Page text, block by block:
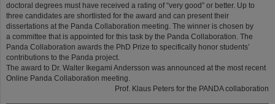
doctoral degrees must have received a rating of “very good” or better. Up to
three candidates are shortlisted for the award and can present their
dissertations at the Panda Collaboration meeting. The winner is chosen by
a committee that is appointed for this task by the Panda Collaboration. The
Panda Collaboration awards the PhD Prize to specifically honor students’
contributions to the Panda project.
The award to Dr. Walter Ikegami Andersson was announced at the most recent
Online Panda Collaboration meeting.
Prof. Klaus Peters for the PANDA collaboration